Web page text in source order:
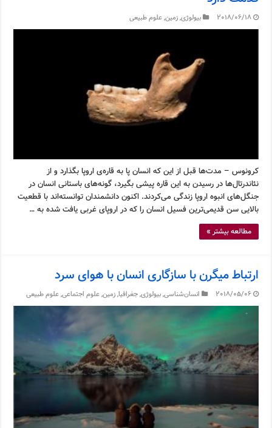
2018/06/18 بیولوژی,زمین,علوم طبیعی
کرونوس – مدت‌ها قبل از این که انسان پا به قاره‌ی اروپا بگذارد و از
نئاندرتال‌ها در رسیدن به این قاره پیشی بگیرد، گونه‌های باستانی انسان در
جنگل‌های انبوه اروپا زندگی می‌کردند. اکنون دانشمندان توانسته‌اند با قطعیت
بالایی سن قدیمی‌ترین فسیل انسان را که در اروپای غربی یافت شده به …
مطالعه بیشتر »
ارتباط میگرن با سازگاری انسان با هوای سرد
2018/05/06 انسان‌شناسی,بیولوژی,جغرافیا,زمین,علوم اجتماعی,علوم طبیعی